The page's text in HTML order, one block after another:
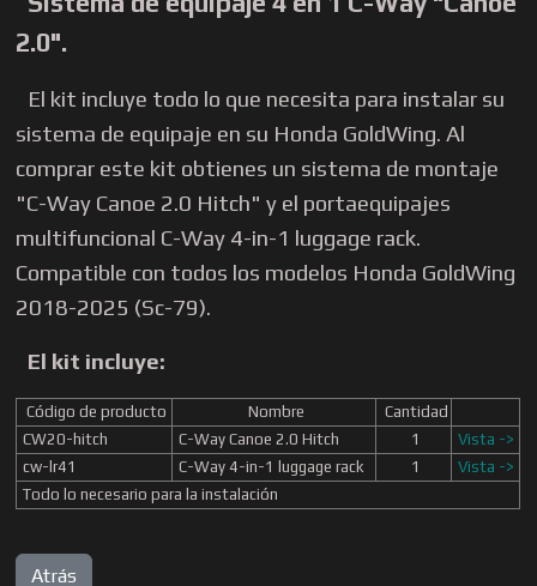
2.0".
El kit incluye todo lo que necesita para instalar su
sistema de equipaje en su Honda GoldWing. Al
comprar este kit obtienes un sistema de montaje
"C-Way Canoe 2.0 Hitch" y el portaequipajes
multifuncional C-Way 4-in-1 luggage rack.
Compatible con todos los modelos Honda GoldWing
2018-2025 (Sc-79).
El kit incluye:
Código de producto Nombre
Cantidad
CW20-hitch
C-Way Canoe 2.0 Hitch 1
Vista ->
cw-lr41
C-Way 4-in-1 luggage rack 1
Vista ->
Todo lo necesario para la instalación